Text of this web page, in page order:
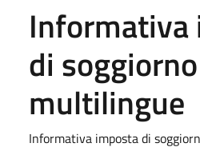
Informativa
di soggiorno
multilingue
Informativa imposta di